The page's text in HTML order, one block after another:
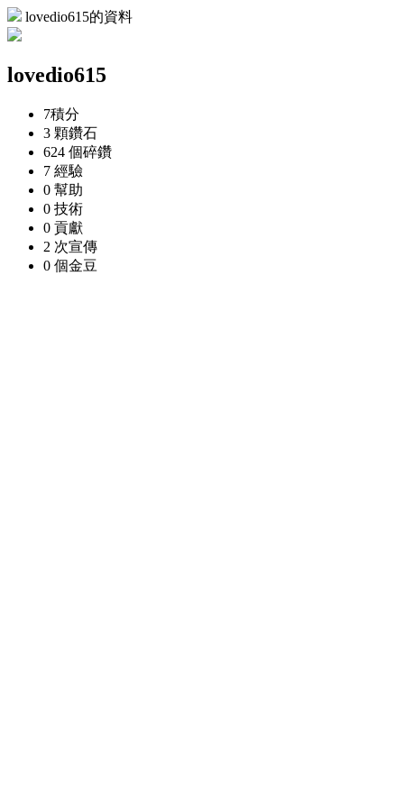
lovedio615的資料
lovedio615
7積分
3 顆鑽石
624 個碎鑽
7 經驗
0 幫助
0 技術
0 貢獻
2 次宣傳
0 個金豆